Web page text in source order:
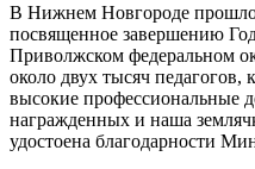
В Нижнем Новгороде прошло
посвященное завершению
Приволжском федеральном
около двух тысяч педагогов,
высокие профессиональные
награжденных и наша
удостоена благодарности